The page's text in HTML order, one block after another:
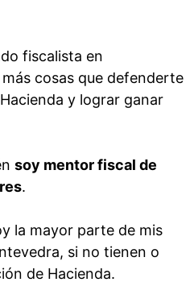
fiscalista en
cosas que defenderte
y lograr ganar
soy mentor fiscal de
.
la mayor parte de mis
si no tienen o
de Hacienda.